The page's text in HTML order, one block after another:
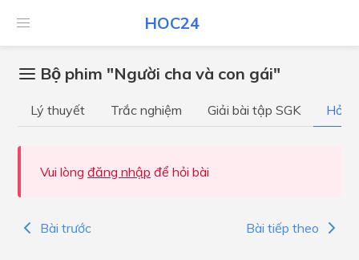
HOC24
Bộ phim "Người cha và con gái"
Lý thuyết Trắc nghiệm Giải bài tập SGK Hỏi
Vui lòng đăng nhập để hỏi bài
Bài trước Bài tiếp theo